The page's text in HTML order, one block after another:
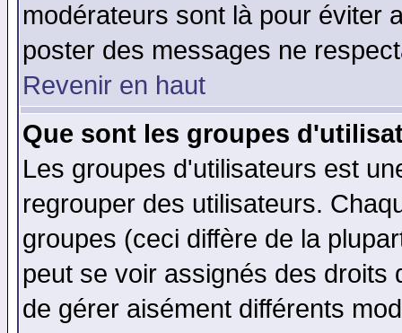
modérateurs sont là pour éviter
poster des messages ne
Revenir en haut
Que sont les groupes
Les groupes d'utilisateurs est
regrouper des utilisateurs.
groupes (ceci diffère de la
peut se voir assignés des
de gérer aisément différents